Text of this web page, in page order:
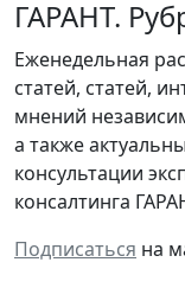
ГАРАНТ.
Еженедельная
статей, статей,
мнений
а также
консультации
консалтинга
Подписаться на